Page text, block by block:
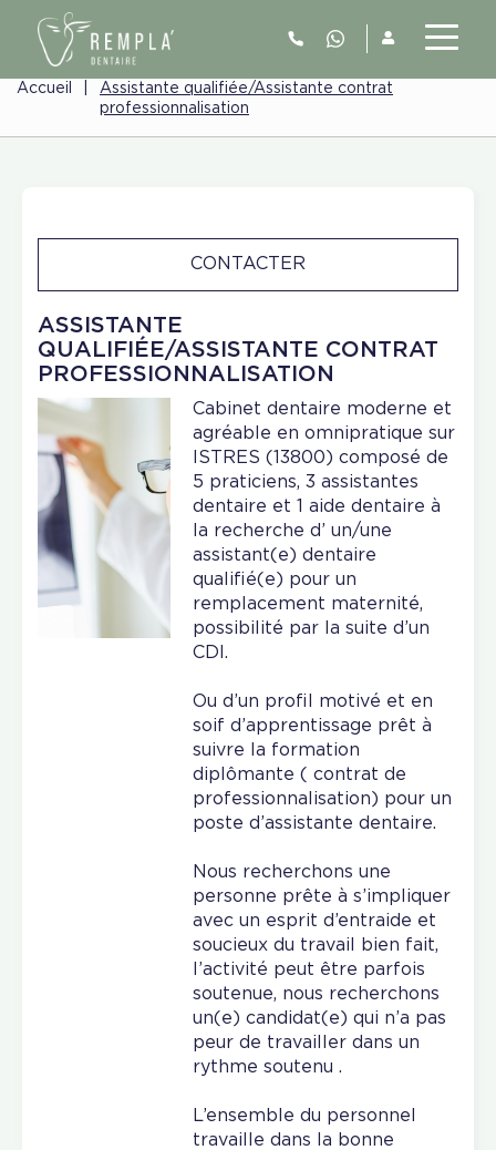
Accueil
Assistante qualifiée/Assistante contrat
professionnalisation
ASSISTANTE
QUALIFIÉE/ASSISTANTE CONTRAT
PROFESSIONNALISATION
CONTACTER
Cabinet dentaire moderne et
agréable en omnipratique sur
ISTRES (13800) composé de
5 praticiens, 3 assistantes
dentaire et 1 aide dentaire à
la recherche d’ un/une
assistant(e) dentaire
qualifié(e) pour un
remplacement maternité,
possibilité par la suite d’un
CDI.
Ou d’un profil motivé et en
soif d’apprentissage prêt à
suivre la formation
diplômante ( contrat de
professionnalisation) pour un
poste d’assistante dentaire.
Nous recherchons une
personne prête à s’impliquer
avec un esprit d’entraide et
soucieux du travail bien fait,
l’activité peut être parfois
soutenue, nous recherchons
un(e) candidat(e) qui n’a pas
peur de travailler dans un
rythme soutenu .
L’ensemble du personnel
travaille dans la bonne